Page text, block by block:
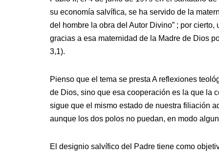
su economía salvífica, se ha servido de la
del hombre la obra del Autor Divino” ; por
gracias a esa maternidad de la Madre de Dios
3,1).
Pienso que el tema se presta A reflexiones
de Dios, sino que esa cooperación es la que la
sigue que el mismo estado de nuestra filiación
aunque los dos polos no puedan, en modo
El designio salvífico del Padre tiene como